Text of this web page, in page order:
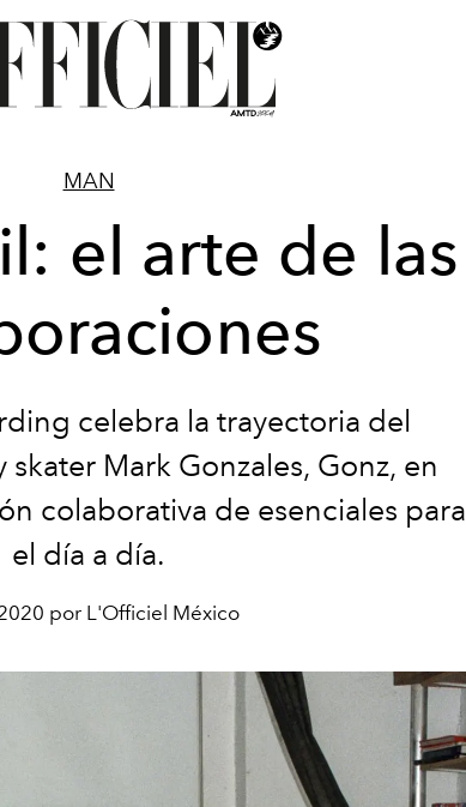
MAN
el arte de las
celebra la trayectoria del
Mark Gonzales, Gonz, en
colaborativa de esenciales para
el día a día.
por L'Officiel México